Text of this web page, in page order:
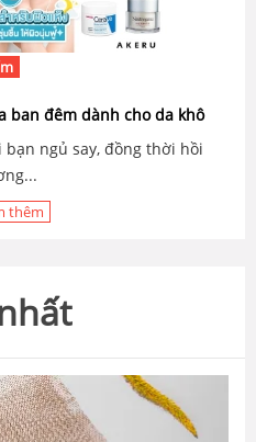
ban đêm dành cho da khô
bạn ngủ say, đồng thời hồi
thêm